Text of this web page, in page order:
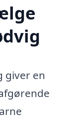
giver en